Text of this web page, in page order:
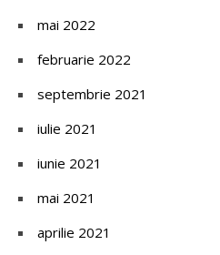
mai 2022
februarie 2022
septembrie 2021
iulie 2021
iunie 2021
mai 2021
aprilie 2021